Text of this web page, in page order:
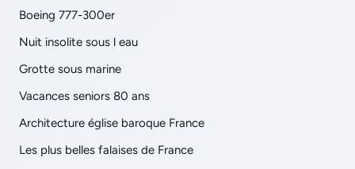
Boeing 777-300er
Nuit insolite sous l eau
Grotte sous marine
Vacances seniors 80 ans
Architecture église baroque France
Les plus belles falaises de France